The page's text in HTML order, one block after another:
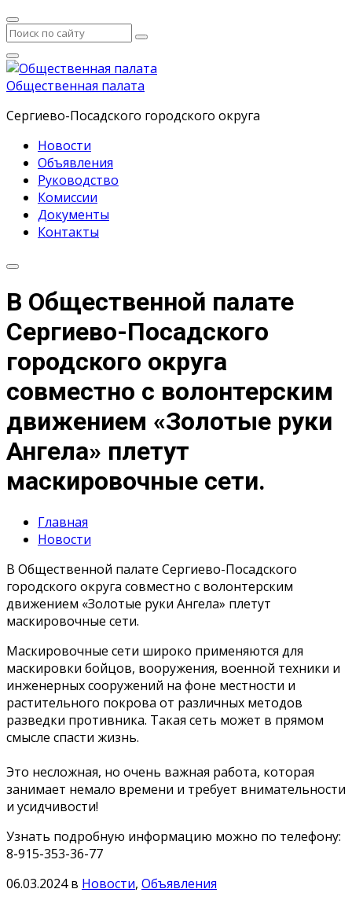
Общественная палата
Сергиево-Посадского городского округа
Новости
Объявления
Руководство
Комиссии
Документы
Контакты
В Общественной палате
Сергиево-Посадского
городского округа
совместно с волонтерским
движением «Золотые руки
Ангела» плетут
маскировочные сети.
Главная
Новости
В Общественной палате Сергиево-Посадского
городского округа совместно с волонтерским
движением «Золотые руки Ангела» плетут
маскировочные сети.
Маскировочные сети широко применяются для
маскировки бойцов, вооружения, военной техники и
инженерных сооружений на фоне местности и
растительного покрова от различных методов
разведки противника. Такая сеть может в прямом
смысле спасти жизнь.
Это несложная, но очень важная работа, которая
занимает немало времени и требует внимательности
и усидчивости!
Узнать подробную информацию можно по телефону:
8-915-353-36-77
06.03.2024в Новости, Объявления